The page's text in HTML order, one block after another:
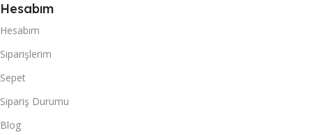
Hesabım
Hesabım
Siparişlerim
Sepet
Sipariş Durumu
Blog